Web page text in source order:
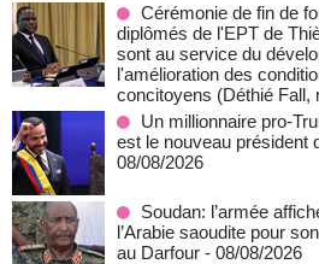
Cérémonie de fin de
diplômés de l'EPT de
sont au service du
l'amélioration des
concitoyens (Déthié Fall,
Un millionnaire pro-
est le nouveau président
08/08/2026
Soudan: l’armée
l’Arabie saoudite pour
au Darfour - 08/08/2026